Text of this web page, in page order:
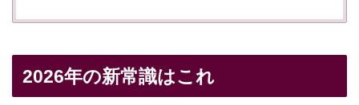
2026年の新常識はこれ